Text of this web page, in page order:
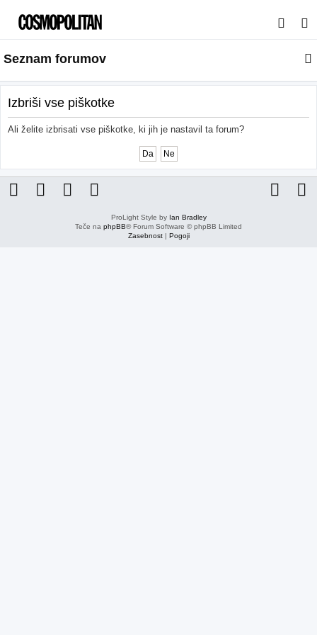
s
a
j
Seznam forumov
Izbriši vse piškotke
Ali želite izbrisati vse piškotke, ki jih je nastavil ta forum?
ProLight Style by Ian Bradley
Teče na phpBB® Forum Software © phpBB Limited
Zasebnost| Pogoji